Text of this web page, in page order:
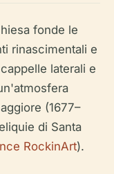
fonde le
rinascimentali e
laterali e
(1677–
di Santa
RockinArt).